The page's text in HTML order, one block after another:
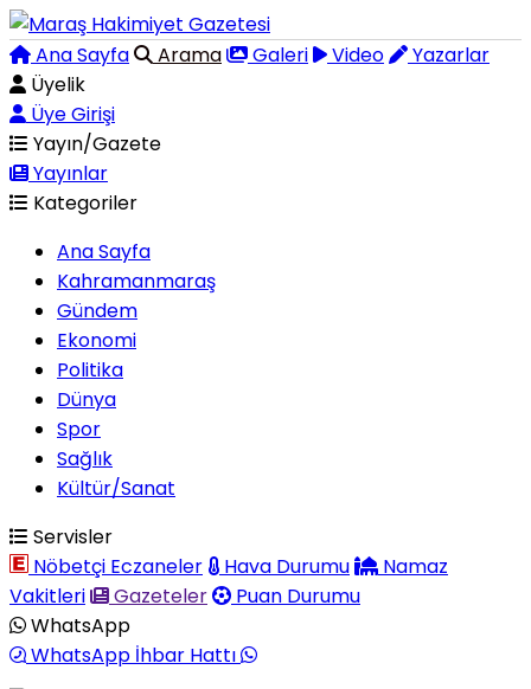
Ana Sayfa Arama Galeri Video
Yazarlar
Üyelik
Üye Girişi
Yayın/Gazete
Yayınlar
Kategoriler
Ana Sayfa
Kahramanmaraş
Gündem
Ekonomi
Politika
Dünya
Spor
Sağlık
Kültür/Sanat
Servisler
Nöbetçi Eczaneler
Hava Durumu
Namaz
Vakitleri
Gazeteler
Puan Durumu
WhatsApp
WhatsApp İhbar Hattı